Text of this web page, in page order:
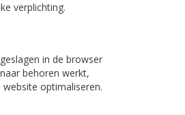
verplichting.
in de browser
behoren werkt,
optimaliseren.